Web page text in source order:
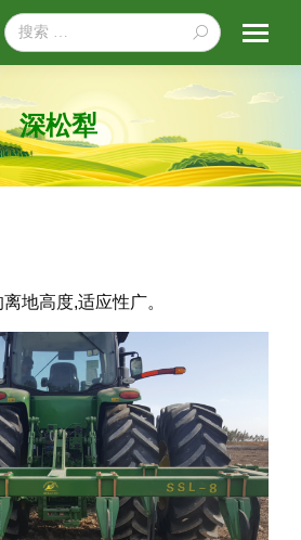
搜
索：
深松犁
地高度,适应性广。